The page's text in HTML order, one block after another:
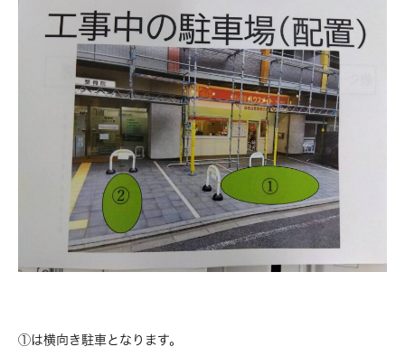
①は横向き駐車となります。